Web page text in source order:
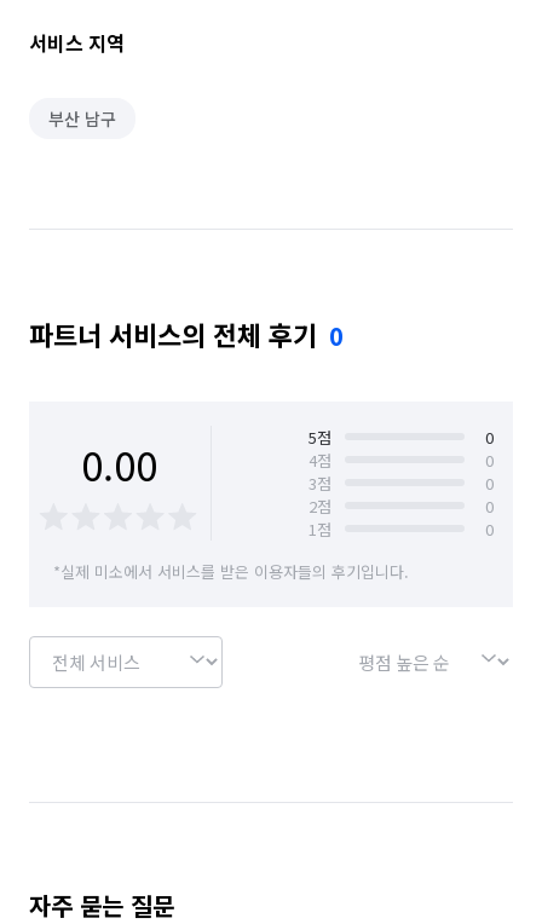
서비스 지역
부산 남구
파트너 서비스의 전체 후기 0
0.00 5점
0
4점
0
3점
0
2점
0
1점
0
*실제 미소에서 서비스를 받은 이용자들의 후기입니다.
자주 묻는 질문